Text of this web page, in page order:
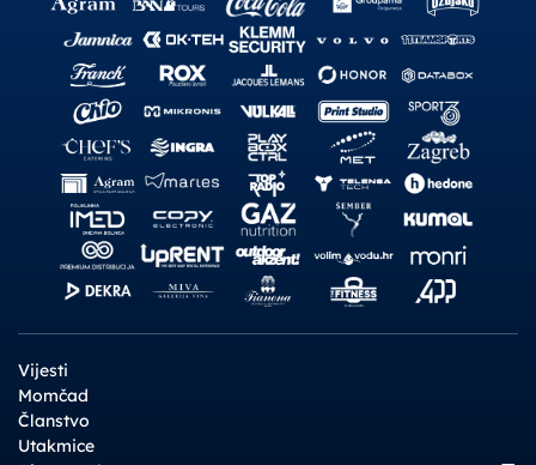
Vijesti
Momčad
Članstvo
Utakmice